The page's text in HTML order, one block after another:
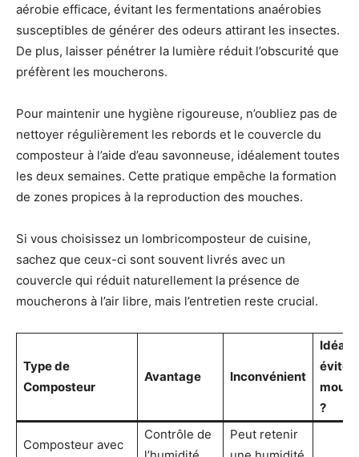
aérobie efficace, évitant les fermentations anaérobies
susceptibles de générer des odeurs attirant les insectes.
De plus, laisser pénétrer la lumière réduit l’obscurité que
préfèrent les moucherons.
Pour maintenir une hygiène rigoureuse, n’oubliez pas de
nettoyer régulièrement les rebords et le couvercle du
composteur à l’aide d’eau savonneuse, idéalement toutes
les deux semaines. Cette pratique empêche la formation
de zones propices à la reproduction des mouches.
Si vous choisissez un lombricomposteur de cuisine,
sachez que ceux-ci sont souvent livrés avec un
couvercle qui réduit naturellement la présence de
moucherons à l’air libre, mais l’entretien reste crucial.
Type de
Composteur
Avantage Inconvénient
Idéal
éviter
?
Composteur avec
Contrôle de
Peut retenir